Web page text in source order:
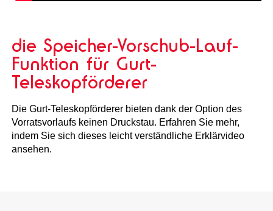
die Speicher-Vorschub-Lauf-
Funktion für Gurt-
Teleskopförderer
Die Gurt-Teleskopförderer bieten dank der Option des
Vorratsvorlaufs keinen Druckstau. Erfahren Sie mehr,
indem Sie sich dieses leicht verständliche Erklärvideo
ansehen.